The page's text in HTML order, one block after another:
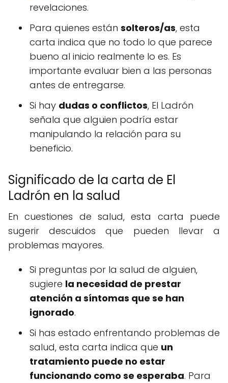
revelaciones.
Para quienes están solteros/as, esta
carta indica que no todo lo que parece
bueno al inicio realmente lo es. Es
importante evaluar bien a las personas
antes de entregarse.
Si hay dudas o conflictos, El Ladrón
señala que alguien podría estar
manipulando la relación para su
beneficio.
Significado de la carta de El
Ladrón en la salud
En cuestiones de salud, esta carta puede
sugerir descuidos que pueden llevar a
problemas mayores.
Si preguntas por la salud de alguien,
sugiere la necesidad de prestar
atención a síntomas que se han
ignorado.
Si has estado enfrentando problemas de
salud, esta carta indica que un
tratamiento puede no estar
funcionando como se esperaba. Para